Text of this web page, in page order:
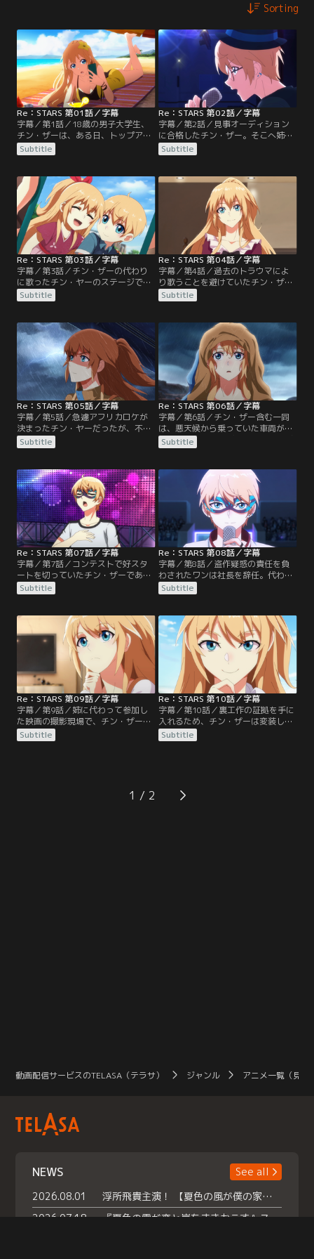
Sorting
Re：STARS 第01話／字幕
字幕／第1話／18歳の男子大学生、
チン・ザーは、ある日、トップアイ
ドルの双子の姉、チン・ヤーに代わ
りステージに立つことに！しかし、
い……！？
Subtitle
Re：STARS 第02話／字幕
字幕／第2話／見事オーディション
に合格したチン・ザー。そこへ姉、
チン・ヤーが帰国し、元の生活へ戻
ると思いきや、ヤーはフェニモから
摘される。
Subtitle
Re：STARS 第03話／字幕
字幕／第3話／チン・ザーの代わり
に歌ったチン・ヤーのステージで、
ザーは時の人に。ステージを見たジ
ー・ミーは、ザーを歌手コンテスト
があって……。
Subtitle
Re：STARS 第04話／字幕
字幕／第4話／過去のトラウマによ
り歌うことを避けていたチン・ザー
だが、ジー・ミーとの出会いをきっ
かけに、自分の中にある歌を諦めら
する。それから数日経ったある日、
チン・ザーは風邪を引いた姉、チ
ン・ヤーの看病のため、姉の自宅に
いたところ、突然、芸能人突撃訪問
の番組が家を訪ねてくる。
Subtitle
Re：STARS 第05話／字幕
字幕／第5話／急遽アフリカロケが
決まったチン・ヤーだったが、不慮
の事故により捻挫をしてしまい行く
ことができない。そこで、弟のチ
ロケへ行くことに。一方弟のふりを
していたチン・ヤーは、ジー・ミー
に連れられて、スタジオでコンテス
ト用の歌の収録を行うも、ジー・ミ
ーに不自然な声質を感づかれてしま
う。
Subtitle
Re：STARS 第06話／字幕
字幕／第6話／チン・ザー含む一同
は、悪天候から乗っていた車両が横
転、嵐の吹きすさぶアフリカに投げ
出されてしまう。車内に取り残され
の困難を乗り越え、無事にアフリカ
から帰国する。弟が心配なあまりチ
ン・ヤーは、男装をしてザーを迎え
に行ったところ、記者により恋人と
勘違いされ……！？
Subtitle
Re：STARS 第07話／字幕
字幕／第7話／コンテストで好スタ
ートを切っていたチン・ザーであっ
たが、やらせ票を手に入れたゴウに
順位を抜かれてしまう。名誉挽回の
するが……。
Subtitle
Re：STARS 第08話／字幕
字幕／第8話／盗作疑惑の責任を負
わされたワンは社長を辞任。代わり
に新社長となったジンから理不尽な
待遇を受けたチン・ヤーも、事務所
立した製作会社の映画に出演するこ
とに。一方、チン・ザーは過去のト
ラウマから、歌手コンテスト予選の
リアルイベントに参加できずにい
Subtitle
Re：STARS 第09話／字幕
字幕／第9話／姉に代わって参加し
た映画の撮影現場で、チン・ザーは
盗作事件の真相を知る。それを知っ
たチン・ヤーは、ウェイとジンを見
た。ジー・ミーが見守る中歌唱を行
うが、審査員であるウェイに仮面を
Subtitle
Re：STARS 第10話／字幕
字幕／第10話／裏工作の証拠を手に
入れるため、チン・ザーは変装して
ウェイの付き人になることに。さら
に、ザーはコンテスト参加者達によ
Subtitle
1
動画配信サービスのTELASA（テラサ） ジャンル アニメ一覧（見放
NEWS
See all
2026.08.01
浮所飛貴主演！ 【夏色の風が僕の家にやってきた】 本日よりテラサで独占配信スタート！
2026.07.18
『夏色の雲が恋と嵐をまきおこす』スペシャルメイキング 【Part1】2026年７月18日（土）23時30分～配信スタート！話題のシーンの裏側を大公開！豪華キャスト大集合！ 『武宮家 真夏の家族会議』開催！